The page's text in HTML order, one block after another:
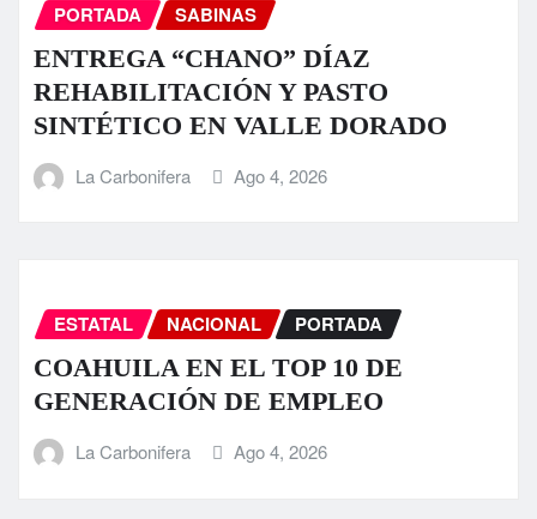
PORTADA SABINAS
ENTREGA “CHANO” DÍAZ
REHABILITACIÓN Y PASTO
SINTÉTICO EN VALLE DORADO
La Carbonifera Ago 4, 2026
ESTATAL NACIONAL PORTADA
COAHUILA EN EL TOP 10 DE
GENERACIÓN DE EMPLEO
La Carbonifera Ago 4, 2026